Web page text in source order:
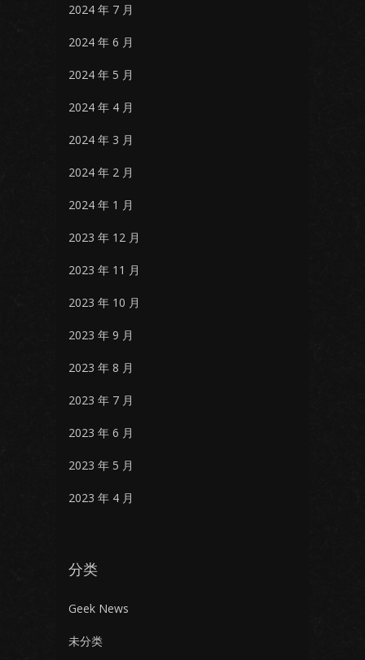
2024 年 7 月
2024 年 6 月
2024 年 5 月
2024 年 4 月
2024 年 3 月
2024 年 2 月
2024 年 1 月
2023 年 12 月
2023 年 11 月
2023 年 10 月
2023 年 9 月
2023 年 8 月
2023 年 7 月
2023 年 6 月
2023 年 5 月
2023 年 4 月
分类
Geek News
未分类